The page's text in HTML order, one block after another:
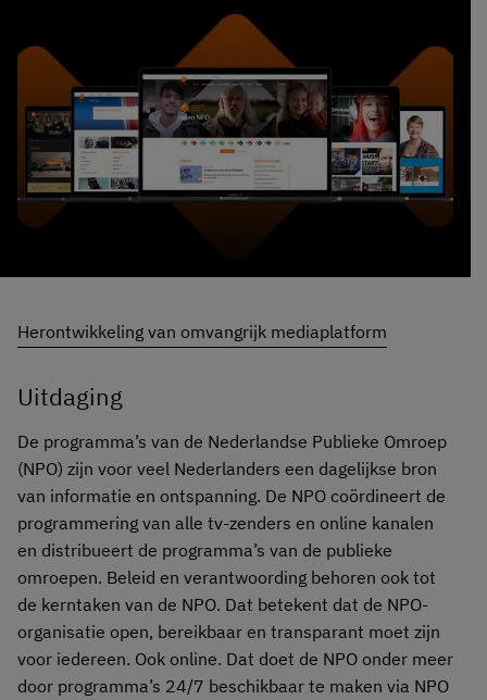
Herontwikkeling van omvangrijk mediaplatform
Uitdaging
De programma’s van de Nederlandse Publieke Omroep
(NPO) zijn voor veel Nederlanders een dagelijkse bron
van informatie en ontspanning. De NPO coördineert de
programmering van alle tv-zenders en online kanalen
en distribueert de programma’s van de publieke
omroepen. Beleid en verantwoording behoren ook tot
de kerntaken van de NPO. Dat betekent dat de NPO-
organisatie open, bereikbaar en transparant moet zijn
voor iedereen. Ook online. Dat doet de NPO onder meer
door programma’s 24/7 beschikbaar te maken via NPO